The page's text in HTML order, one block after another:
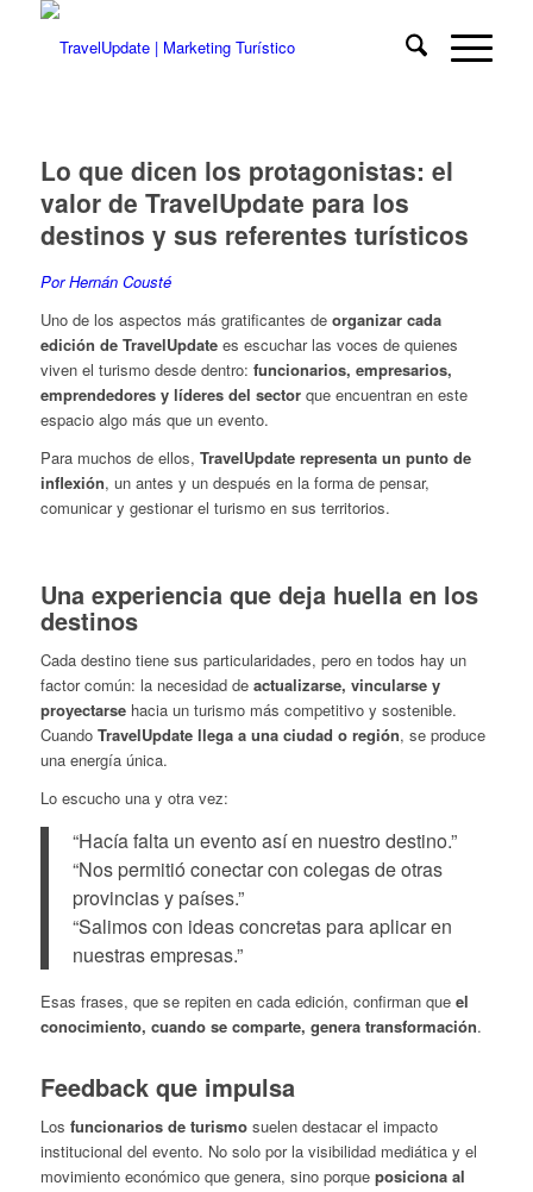
Lo que dicen los protagonistas: el
valor de TravelUpdate para los
destinos y sus referentes turísticos
Por Hernán Cousté
Uno de los aspectos más gratificantes de organizar cada
edición de TravelUpdatees escuchar las voces de quienes
viven el turismo desde dentro: funcionarios, empresarios,
emprendedores y líderes del sectorque encuentran en este
espacio algo más que un evento.
Para muchos de ellos, TravelUpdate representa un punto de
inflexión, un antes y un después en la forma de pensar,
comunicar y gestionar el turismo en sus territorios.
Una experiencia que deja huella en los
destinos
Cada destino tiene sus particularidades, pero en todos hay un
factor común: la necesidad de actualizarse, vincularse y
proyectarsehacia un turismo más competitivo y sostenible.
Cuando TravelUpdate llega a una ciudad o región, se produce
una energía única.
Lo escucho una y otra vez:
“Hacía falta un evento así en nuestro destino.”
“Nos permitió conectar con colegas de otras
provincias y países.”
“Salimos con ideas concretas para aplicar en
nuestras empresas.”
Esas frases, que se repiten en cada edición, confirman que el
conocimiento, cuando se comparte, genera transformación.
Feedback que impulsa
Los funcionarios de turismosuelen destacar el impacto
institucional del evento. No solo por la visibilidad mediática y el
movimiento económico que genera, sino porque posiciona al